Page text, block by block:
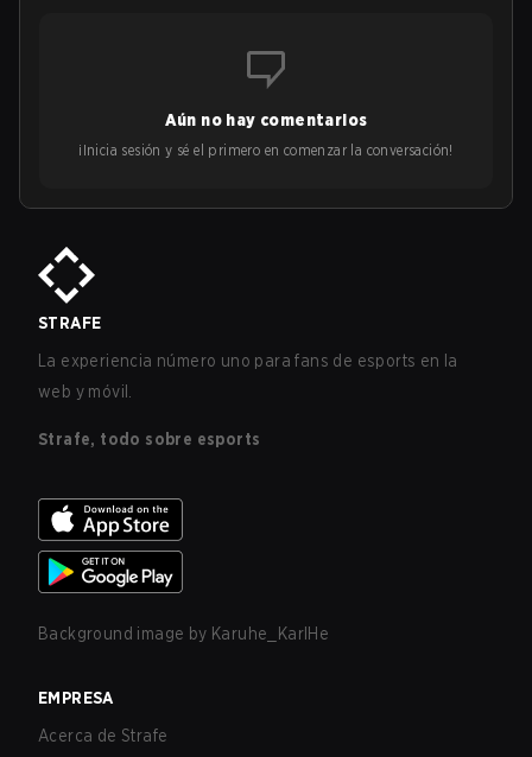
Aún no hay comentarios
¡Inicia sesión y sé el primero en comenzar la conversación!
STRAFE
La experiencia número uno para fans de esports en la
web y móvil.
Strafe, todo sobre esports
Background image by Karuhe_KarlHe
EMPRESA
Acerca de Strafe